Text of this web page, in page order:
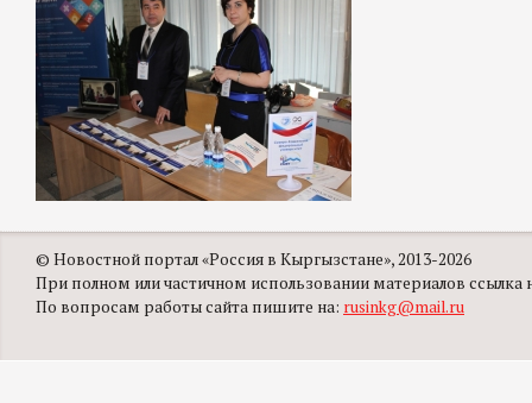
© Новостной портал «Россия в Кыргызстане», 2013-2026
При полном или частичном использовании материалов ссылка
По вопросам работы сайта пишите на: rusinkg@mail.ru